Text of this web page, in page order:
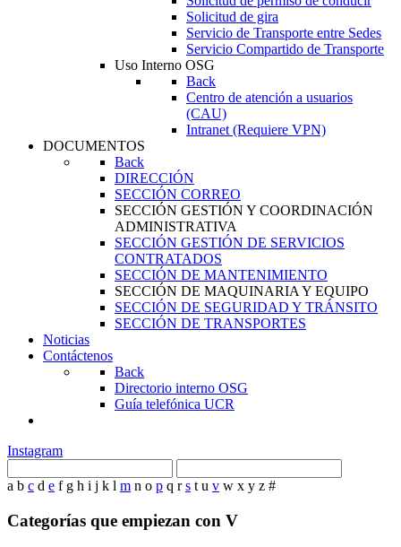
Solicitud de gira
Servicio de Transporte entre Sedes
Servicio Compartido de Transporte
Uso Interno OSG
Back
Centro de atención a usuarios
(CAU)
Intranet (Requiere VPN)
DOCUMENTOS
Back
DIRECCIÓN
SECCIÓN CORREO
SECCIÓN GESTIÓN Y COORDINACIÓN
ADMINISTRATIVA
SECCIÓN GESTIÓN DE SERVICIOS
CONTRATADOS
SECCIÓN DE MANTENIMIENTO
SECCIÓN DE MAQUINARIA Y EQUIPO
SECCIÓN DE SEGURIDAD Y TRÁNSITO
SECCIÓN DE TRANSPORTES
Noticias
Contáctenos
Back
Directorio interno OSG
Guía telefónica UCR
Instagram
a b c d e f g h i j k l m n o p q r s t u v w x y z #
Categorías que empiezan con V